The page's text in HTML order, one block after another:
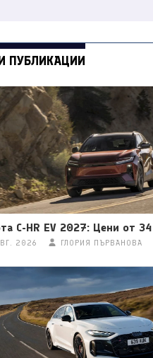
ПУБЛИКАЦИИ
C-HR EV 2027: Цени от
2026 ГЛОРИЯ ПЪРВАНОВА